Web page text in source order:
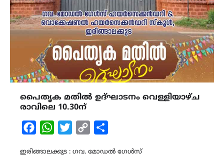
പൈതൃക മതിൽ ഉദ്‌ഘാടനം വെള്ളിയാഴ്‌ച
രാവിലെ 10.30ന്
FacebookWhatsAppTwitterCopy
ഇരിങ്ങാലക്കുട : ഗവ. മോഡൽ ഗേൾസ്